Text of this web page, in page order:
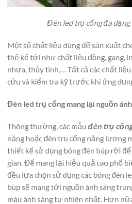
Đèn led trụ cổng đa
Một số chất liệu dùng để sản xuất
thể kể tới như chất liệu đồng, gang,
nhựa, thủy tinh,… Tất cả các chất
cứu và kiểm tra kỹ trước khi ứng
Đèn led trụ cổng mang lại nguồn
Thông thường, các mẫu đèn trụ cổng
năng hoặc đèn trụ cổng năng lượng
thiết kế sử dụng bóng đèn búp rời
gian. Để mang lại hiệu quả cao phổ
đều lựa chọn sử dụng các bóng đèn
búp sẽ mang tới nguồn ánh sáng
màu ánh sáng tự nhiên nhất. Hơn